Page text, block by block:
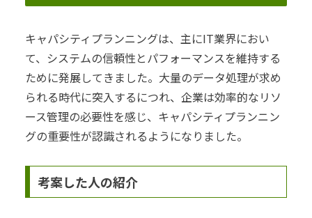
キャパシティプランニングは、主にIT業界におい
て、システムの信頼性とパフォーマンスを維持する
ために発展してきました。大量のデータ処理が求め
られる時代に突入するにつれ、企業は効率的なリソ
ース管理の必要性を感じ、キャパシティプランニン
グの重要性が認識されるようになりました。
考案した人の紹介